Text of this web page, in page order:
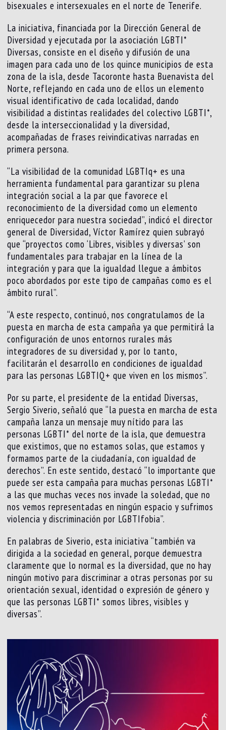
bisexuales e intersexuales en el norte de Tenerife.
La iniciativa, financiada por la Dirección General de
Diversidad y ejecutada por la asociación LGBTI*
Diversas, consiste en el diseño y difusión de una
imagen para cada uno de los quince municipios de esta
zona de la isla, desde Tacoronte hasta Buenavista del
Norte, reflejando en cada uno de ellos un elemento
visual identificativo de cada localidad, dando
visibilidad a distintas realidades del colectivo LGBTI*,
desde la interseccionalidad y la diversidad,
acompañadas de frases reivindicativas narradas en
primera persona.
“La visibilidad de la comunidad LGBTIq+ es una
herramienta fundamental para garantizar su plena
integración social a la par que favorece el
reconocimiento de la diversidad como un elemento
enriquecedor para nuestra sociedad”, indicó el director
general de Diversidad, Víctor Ramírez quien subrayó
que “proyectos como ‘Libres, visibles y diversas’ son
fundamentales para trabajar en la línea de la
integración y para que la igualdad llegue a ámbitos
poco abordados por este tipo de campañas como es el
ámbito rural”.
“A este respecto, continuó, nos congratulamos de la
puesta en marcha de esta campaña ya que permitirá la
configuración de unos entornos rurales más
integradores de su diversidad y, por lo tanto,
facilitarán el desarrollo en condiciones de igualdad
para las personas LGBTIQ+ que viven en los mismos”.
Por su parte, el presidente de la entidad Diversas,
Sergio Siverio, señaló que “la puesta en marcha de esta
campaña lanza un mensaje muy nítido para las
personas LGBTI* del norte de la isla, que demuestra
que existimos, que no estamos solas, que estamos y
formamos parte de la ciudadanía, con igualdad de
derechos”. En este sentido, destacó “lo importante que
puede ser esta campaña para muchas personas LGBTI*
a las que muchas veces nos invade la soledad, que no
nos vemos representadas en ningún espacio y sufrimos
violencia y discriminación por LGBTIfobia”.
En palabras de Siverio, esta iniciativa “también va
dirigida a la sociedad en general, porque demuestra
claramente que lo normal es la diversidad, que no hay
ningún motivo para discriminar a otras personas por su
orientación sexual, identidad o expresión de género y
que las personas LGBTI* somos libres, visibles y
diversas”.